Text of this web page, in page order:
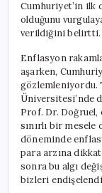
Cumhuriyet’in ilk
olduğunu
verildiğini belirtti.
Enflasyon
aşarken,
gözlemleniyordu.
Üniversitesi’nde
Prof. Dr. Doğruel,
sınırlı bir mesele
döneminde
para arzına
sonra bu algı
bizleri